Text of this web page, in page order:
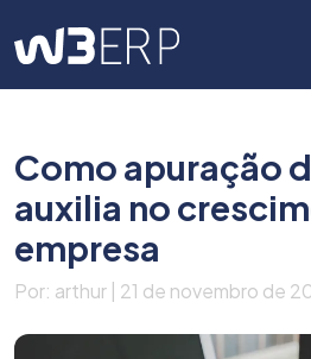
Como apuração
auxilia no
empresa
Por: arthur | 21 de novembro de